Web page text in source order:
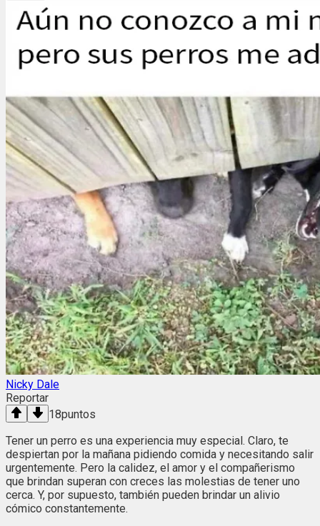
Nicky Dale
Reportar
18puntos
Tener un perro es una experiencia muy especial. Claro, te
despiertan por la mañana pidiendo comida y necesitando salir
urgentemente. Pero la calidez, el amor y el compañerismo
que brindan superan con creces las molestias de tener uno
cerca. Y, por supuesto, también pueden brindar un alivio
cómico constantemente.